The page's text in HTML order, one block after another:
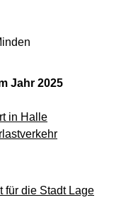
Jahr 2025
in Halle
für die Stadt Lage